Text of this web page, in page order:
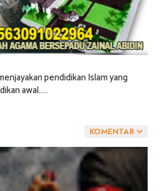
pendidikan Islam yang
awal.....
KOMENTAR